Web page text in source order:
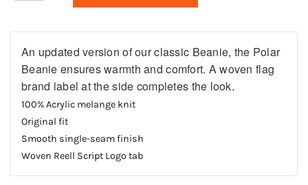
An updated version of our classic Beanie, the Polar
Beanie ensures warmth and comfort. A woven flag
brand label at the side completes the look.
100% Acrylic melange knit
Original fit
Smooth single-seam finish
Woven Reell Script Logo tab